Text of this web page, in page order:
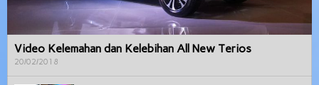
Video Kelemahan dan Kelebihan All New Terios
20/02/2018